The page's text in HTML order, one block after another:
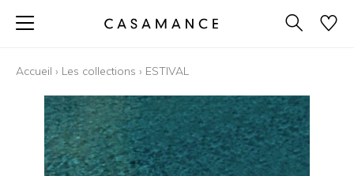
Accueil › Les collections › ESTIVAL